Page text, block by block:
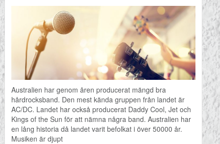
Australien har genom åren producerat mängd bra
hårdrocksband. Den mest kända gruppen från landet är
AC/DC. Landet har också producerat Daddy Cool, Jet och
Kings of the Sun för att nämna några band. Australien har
en lång historia då landet varit befolkat i över 50000 år.
Musiken är djupt